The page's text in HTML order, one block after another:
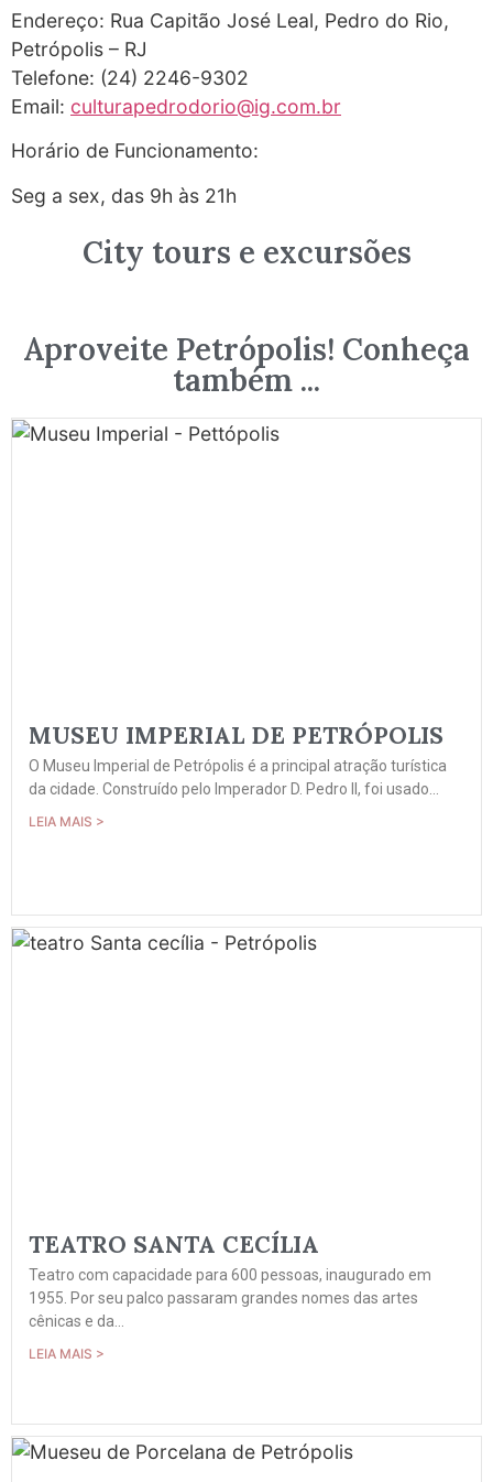
Endereço: Rua Capitão José Leal, Pedro do Rio,
Petrópolis – RJ
Telefone: (24) 2246-9302
Email: culturapedrodorio@ig.com.br
Horário de Funcionamento:
Seg a sex, das 9h às 21h
City tours e excursões
Aproveite Petrópolis! Conheça
também ...
MUSEU IMPERIAL DE PETRÓPOLIS
O Museu Imperial de Petrópolis é a principal atração turística
da cidade. Construído pelo Imperador D. Pedro II, foi usado...
LEIA MAIS >
TEATRO SANTA CECÍLIA
Teatro com capacidade para 600 pessoas, inaugurado em
1955. Por seu palco passaram grandes nomes das artes
cênicas e da...
LEIA MAIS >